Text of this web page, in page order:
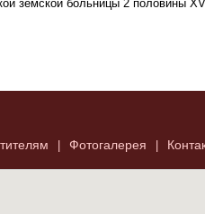
земской больницы 2 половины
Фотогалерея